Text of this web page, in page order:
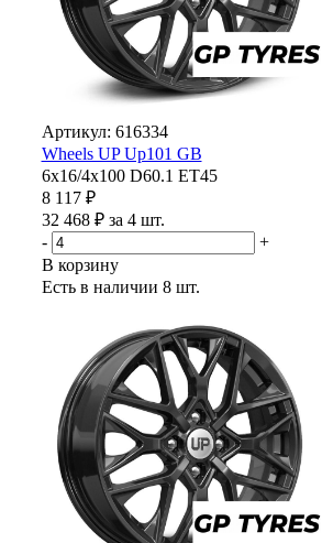
Артикул: 616334
Wheels UP Up101 GB
6x16/4x100 D60.1 ET45
8 117 ₽
32 468 ₽ за 4 шт.
-
+
В корзину
Есть в наличии 8 шт.